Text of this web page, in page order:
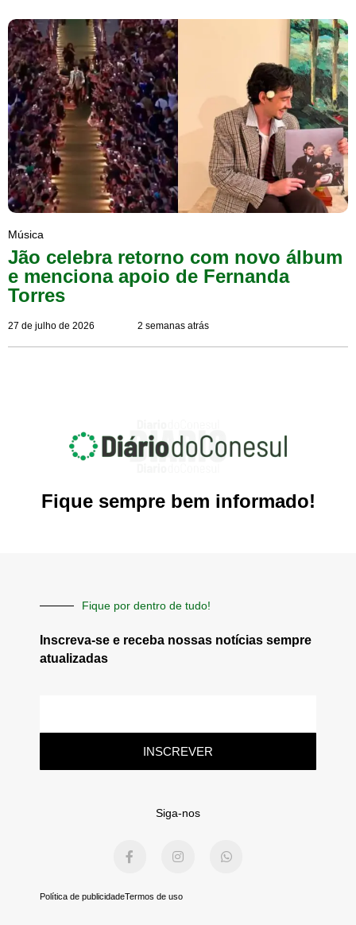
Música
Jão celebra retorno com novo álbum
e menciona apoio de Fernanda
Torres
27 de julho de 2026 2 semanas atrás
Fique sempre bem informado!
Fique por dentro de tudo!
Inscreva-se e receba nossas notícias sempre
atualizadas
INSCREVER
Siga-nos
a
b
n
a
h
Política de publicidadeTermos de uso